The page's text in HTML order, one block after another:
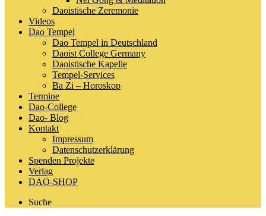
Daoistische Zeremonie
Videos
Dao Tempel
Dao Tempel in Deutschland
Daoist College Germany
Daoistische Kapelle
Tempel-Services
Ba Zi – Horoskop
Termine
Dao-College
Dao- Blog
Kontakt
Impressum
Datenschutzerklärung
Spenden Projekte
Verlag
DAO-SHOP
Suche